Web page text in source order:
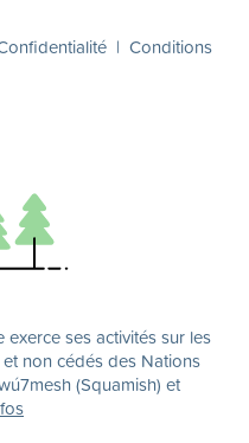
| Conditions
ses activités sur les
non cédés des Nations
(Squamish) et